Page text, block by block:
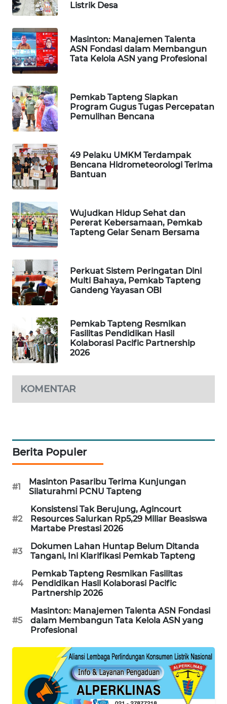
Listrik Desa
Masinton: Manajemen Talenta
ASN Fondasi dalam Membangun
Tata Kelola ASN yang Profesional
Pemkab Tapteng Siapkan
Program Gugus Tugas Percepatan
Pemulihan Bencana
49 Pelaku UMKM Terdampak
Bencana Hidrometeorologi Terima
Bantuan
Wujudkan Hidup Sehat dan
Pererat Kebersamaan, Pemkab
Tapteng Gelar Senam Bersama
Perkuat Sistem Peringatan Dini
Multi Bahaya, Pemkab Tapteng
Gandeng Yayasan OBI
Pemkab Tapteng Resmikan
Fasilitas Pendidikan Hasil
Kolaborasi Pacific Partnership
2026
KOMENTAR
Berita Populer
#1
Masinton Pasaribu Terima Kunjungan
Silaturahmi PCNU Tapteng
#2
Konsistensi Tak Berujung, Agincourt
Resources Salurkan Rp5,29 Miliar Beasiswa
Martabe Prestasi 2026
#3
Dokumen Lahan Huntap Belum Ditanda
Tangani, Ini Klarifikasi Pemkab Tapteng
#4
Pemkab Tapteng Resmikan Fasilitas
Pendidikan Hasil Kolaborasi Pacific
Partnership 2026
#5
Masinton: Manajemen Talenta ASN Fondasi
dalam Membangun Tata Kelola ASN yang
Profesional
KONSUMEN
FORWAMKI
ALPERKLINAS
FORJASIDA
NEWS
SITUNGIR
NEWS
SIDIKALANG
NEWS
NEWS
METRO
SIANTAR
METRO
MEDAN
NEWS
METRO
NEWS
NEWS
JURNAL
MARITIM
HUMBANG
NEWS
GARONGGANG
NEWS
FISUELRI
ID
CILEUNGSI